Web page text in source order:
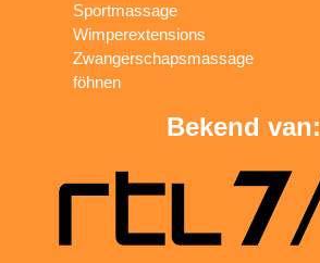
Sportmassage
Wimperextensions
Zwangerschapsmassage
föhnen
Bekend van: